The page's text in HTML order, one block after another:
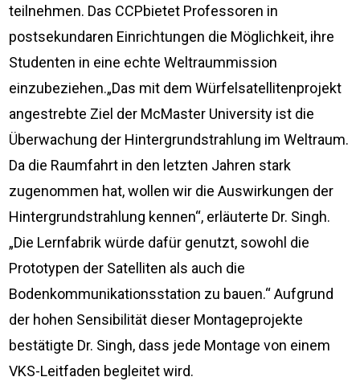
teilnehmen. Das CCPbietet Professoren in
postsekundaren Einrichtungen die Möglichkeit, ihre
Studenten in eine echte Weltraummission
einzubeziehen.„Das mit dem Würfelsatellitenprojekt
angestrebte Ziel der McMaster University ist die
Überwachung der Hintergrundstrahlung im Weltraum.
Da die Raumfahrt in den letzten Jahren stark
zugenommen hat, wollen wir die Auswirkungen der
Hintergrundstrahlung kennen“, erläuterte Dr. Singh.
„Die Lernfabrik würde dafür genutzt, sowohl die
Prototypen der Satelliten als auch die
Bodenkommunikationsstation zu bauen.“ Aufgrund
der hohen Sensibilität dieser Montageprojekte
bestätigte Dr. Singh, dass jede Montage von einem
VKS-Leitfaden begleitet wird.